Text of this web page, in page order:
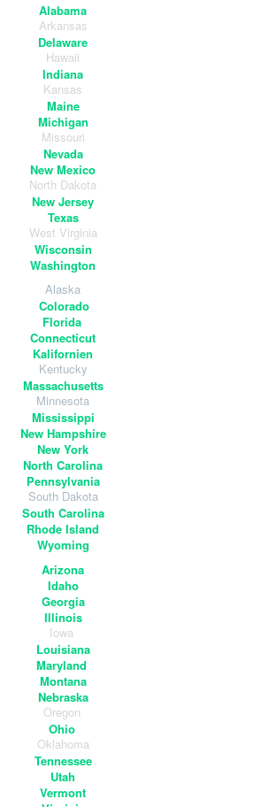
Alabama
Arkansas
Delaware
Hawaii
Indiana
Kansas
Maine
Michigan
Missouri
Nevada
New Mexico
North Dakota
New Jersey
Texas
West Virginia
Wisconsin
Washington
Alaska
Colorado
Florida
Connecticut
Kalifornien
Kentucky
Massachusetts
Minnesota
Mississippi
New Hampshire
New York
North Carolina
Pennsylvania
South Dakota
South Carolina
Rhode Island
Wyoming
Arizona
Idaho
Georgia
Illinois
Iowa
Louisiana
Maryland
Montana
Nebraska
Oregon
Ohio
Oklahoma
Tennessee
Utah
Vermont